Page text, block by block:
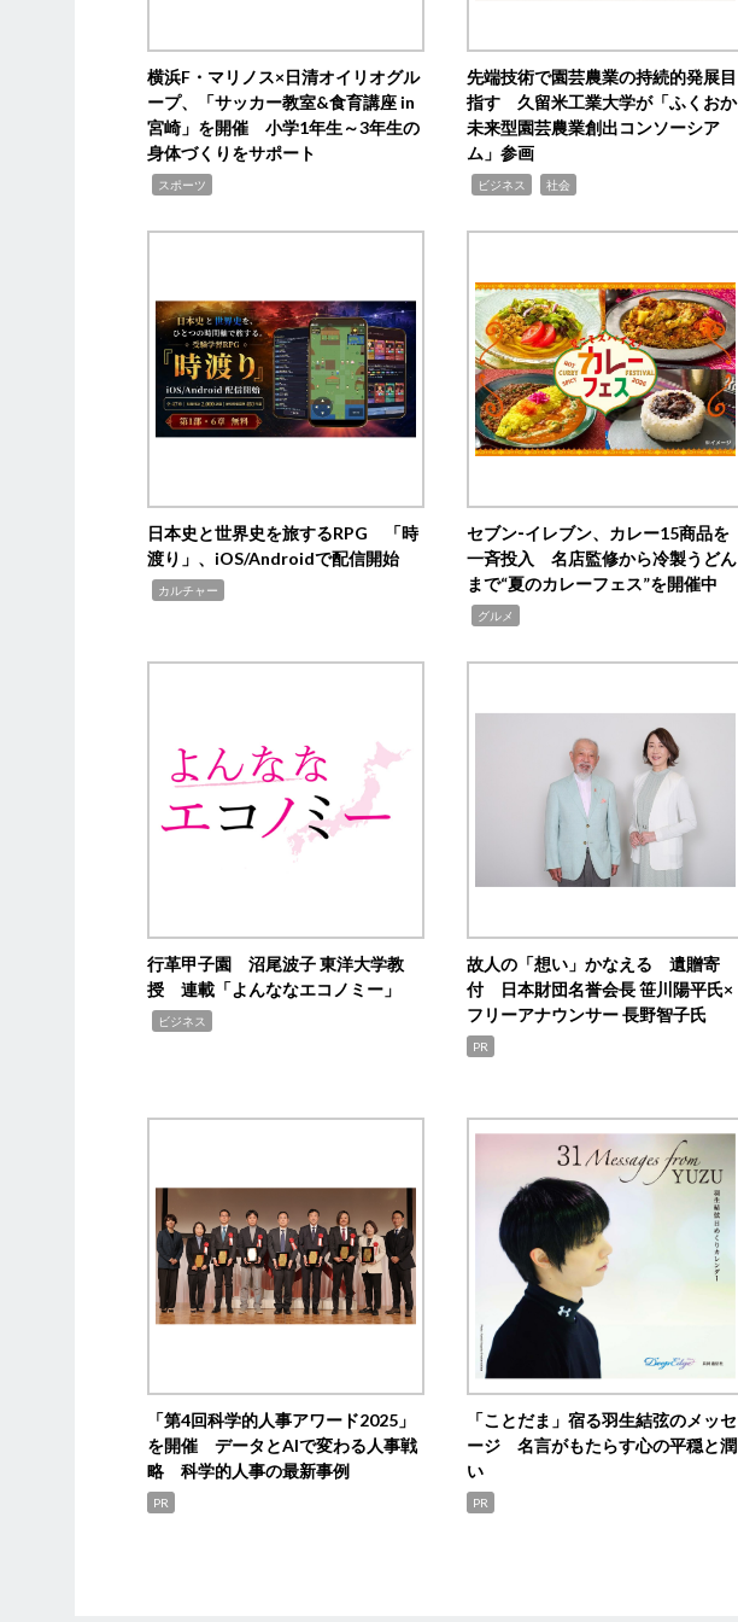
横浜F・マリノス×日清オイリオグル
ープ、「サッカー教室&食育講座 in
宮崎」を開催 小学1年生～3年生の
身体づくりをサポート
スポーツ
先端技術で園芸農業の持続的発展目
指す 久留米工業大学が「ふくおか
未来型園芸農業創出コンソーシア
ム」参画
ビジネス 社会
日本史と世界史を旅するRPG 「時
渡り」、iOS/Androidで配信開始
カルチャー
セブン‐イレブン、カレー15商品を
一斉投入 名店監修から冷製うどん
まで“夏のカレーフェス”を開催中
グルメ
行革甲子園 沼尾波子 東洋大学教
授 連載「よんななエコノミー」
ビジネス
故人の「想い」かなえる 遺贈寄
付 日本財団名誉会長 笹川陽平氏×
フリーアナウンサー 長野智子氏
PR
「第4回科学的人事アワード2025」
を開催 データとAIで変わる人事戦
略 科学的人事の最新事例
PR
「ことだま」宿る羽生結弦のメッセ
ージ 名言がもたらす心の平穏と潤
い
PR